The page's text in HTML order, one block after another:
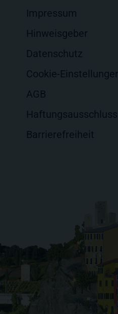
Impressum
Hinweisgeber
Datenschutz
Cookie-
AGB
Haftungsausschluss
Barrierefreiheit